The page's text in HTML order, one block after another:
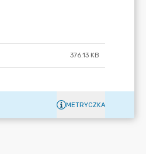
376.13 KB
METRYCZKA